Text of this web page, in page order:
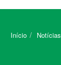
Início Notícias